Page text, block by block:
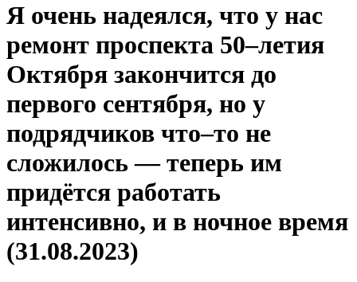
Я очень надеялся, что у нас
ремонт проспекта 50–летия
Октября закончится до
первого сентября, но у
подрядчиков что–то не
сложилось — теперь им
придётся работать
интенсивно, и в ночное время
(31.08.2023)